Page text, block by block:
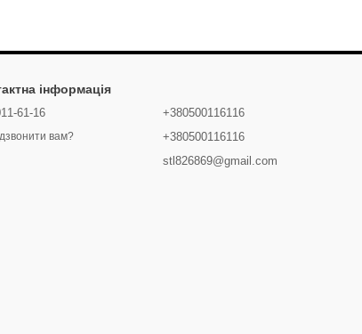
інформація
61-16
вам?
+380500116116
+380500116116
stl826869@gmail.com